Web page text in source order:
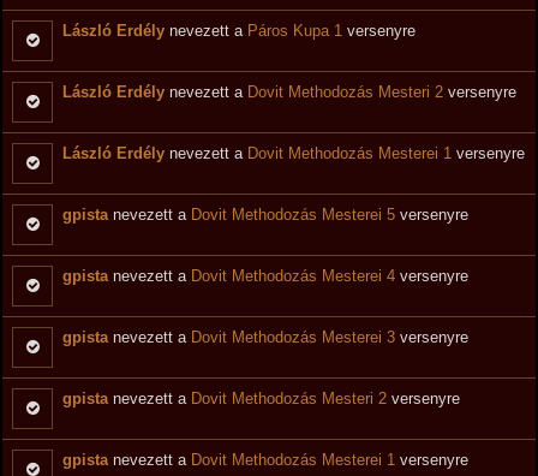
László Erdély nevezett a Páros Kupa 1 versenyre
László Erdély nevezett a Dovit Methodozás Mesteri 2 versenyre
László Erdély nevezett a Dovit Methodozás Mesterei 1 versenyre
gpistanevezett a Dovit Methodozás Mesterei 5 versenyre
gpistanevezett a Dovit Methodozás Mesterei 4 versenyre
gpistanevezett a Dovit Methodozás Mesterei 3 versenyre
gpistanevezett a Dovit Methodozás Mesteri 2 versenyre
gpistanevezett a Dovit Methodozás Mesterei 1 versenyre